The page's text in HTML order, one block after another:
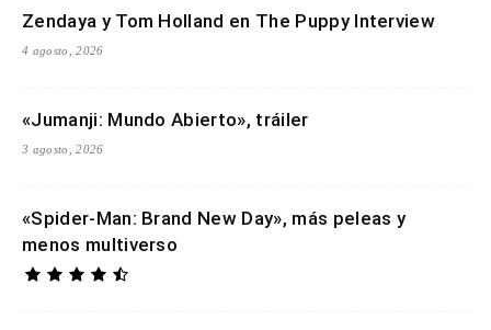
Zendaya y Tom Holland en The Puppy Interview
4 agosto, 2026
«Jumanji: Mundo Abierto», tráiler
3 agosto, 2026
«Spider-Man: Brand New Day», más peleas y
menos multiverso